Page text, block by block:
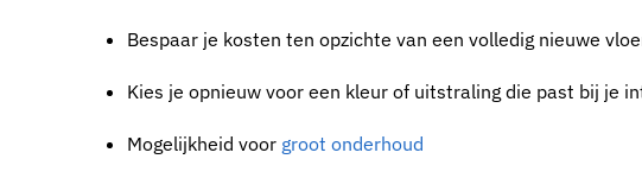
Bespaar je kosten ten opzichte van een volledig nieuwe
Kies je opnieuw voor een kleur of uitstraling die past bij je
Mogelijkheid voor groot onderhoud